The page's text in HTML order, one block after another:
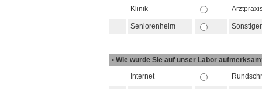
Klinik
Seniorenheim
• Wie wurde Sie auf unser Labor
Internet